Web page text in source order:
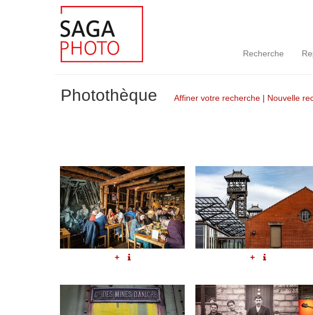
Recherche
Photothèque Affiner votre recherche | Nouvelle
+ +